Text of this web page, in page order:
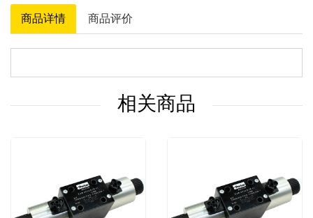
商品详情 商品评价
相关商品